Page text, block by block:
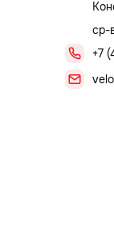
ср-
+7